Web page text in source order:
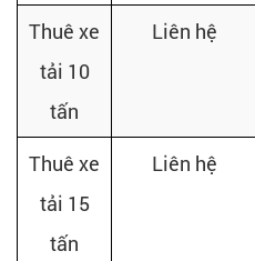
Thuê xe
tải 10
tấn
Liên hệ
Thuê xe
tải 15
tấn
Liên hệ